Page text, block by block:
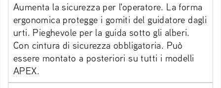
Aumenta la sicurezza per l'operatore. La forma
ergonomica protegge i gomiti del guidatore dagli
urti. Pieghevole per la guida sotto gli alberi.
Con cintura di sicurezza obbligatoria. Può
essere montato a posteriori su tutti i modelli
APEX.